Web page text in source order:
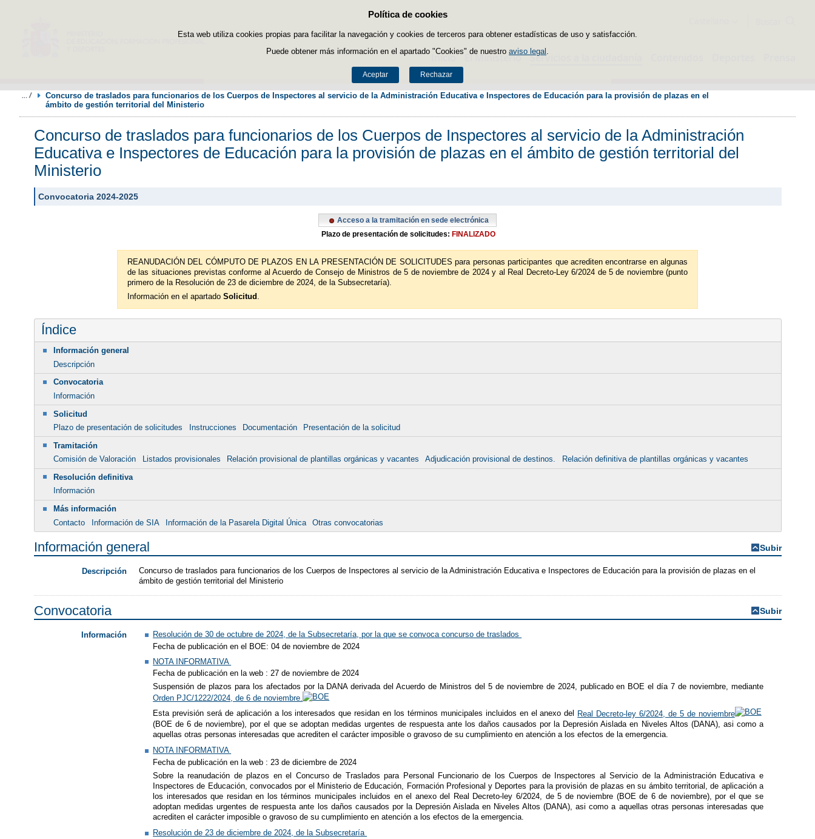
Política de cookies
Esta web utiliza cookies propias para facilitar la navegación y cookies de terceros para obtener estadísticas de uso y satisfacción.
Puede obtener más información en el apartado "Cookies" de nuestro aviso legal
Aceptar Rechazar
Saltar al contenido
Inicio El Ministerio Servicios a la ciudadanía
Concurso de traslados para funcionarios de los Cuerpos de Inspectores al servicio de la Administración Educativa e Inspectores de Educación para la provisión de plazas en el
ámbito de gestión territorial del Ministerio
Concurso de traslados para funcionarios de los Cuerpos de Inspectores al servicio de la Administración
Educativa e Inspectores de Educación para la provisión de plazas en el ámbito de gestión territorial del
Ministerio
Convocatoria 2024-2025
Acceso a la tramitación en sede electrónica
Plazo de presentación de solicitudes: FINALIZADO
REANUDACIÓN DEL CÓMPUTO DE PLAZOS EN LA PRESENTACIÓN DE SOLICITUDES para personas participantes que acrediten encontrarse en algunas
de las situaciones previstas conforme al Acuerdo de Consejo de Ministros de 5 de noviembre de 2024 y al Real Decreto-Ley 6/2024 de 5 de noviembre (punto
primero de la Resolución de 23 de diciembre de 2024, de la Subsecretaría).
Información en el apartado Solicitud .
Índice
Información general
Descripción
Convocatoria
Información
Solicitud
Plazo de presentación de solicitudes
Instrucciones Documentación
Presentación de la solicitud
Tramitación
Comisión de Valoración
Listados provisionales Relación provisional de plantillas orgánicas y vacantes Adjudicación provisional de destinos.
Relación definitiva de plantillas orgánicas y vacantes
Resolución definitiva
Información
Más información
Contacto
Información de SIA Información de la Pasarela Digital Única Otras convocatorias
Información general Subir
Descripción
Concurso de traslados para funcionarios de los Cuerpos de Inspectores al servicio de la Administración Educativa e Inspectores de Educación para la provisión de plazas en el
ámbito de gestión territorial del Ministerio
Convocatoria Subir
Información
Resolución de 30 de octubre de 2024, de la Subsecretaría, por la que se convoca concurso de traslados
Fecha de publicación en el BOE: 04 de noviembre de 2024
NOTA INFORMATIVA
Fecha de publicación en la web : 27 de noviembre de 2024
Suspensión de plazos para los afectados por la DANA derivada del Acuerdo de Ministros del 5 de noviembre de 2024, publicado en BOE el día 7 de noviembre, mediante
Orden PJC/1222/2024, de 6 de noviembre.
Esta previsión será de aplicación a los interesados que residan en los términos municipales incluidos en el anexo del
Real Decreto-ley 6/2024, de 5 de noviembre
(BOE de 6 de noviembre), por el que se adoptan medidas urgentes de respuesta ante los daños causados por la Depresión Aislada en Niveles Altos (DANA), asi como a
aquellas otras personas interesadas que acrediten el carácter imposible o gravoso de su cumplimiento en atención a los efectos de la emergencia.
NOTA INFORMATIVA
Fecha de publicación en la web : 23 de diciembre de 2024
Sobre la reanudación de plazos en el Concurso de Traslados para Personal Funcionario de los Cuerpos de Inspectores al Servicio de la Administración Educativa e
Inspectores de Educación, convocados por el Ministerio de Educación, Formación Profesional y Deportes para la provisión de plazas en su ámbito territorial, de aplicación a
los interesados que residan en los términos municipales incluidos en el anexo del Real Decreto-ley 6/2024, de 5 de noviembre (BOE de 6 de noviembre), por el que se
adoptan medidas urgentes de respuesta ante los daños causados por la Depresión Aislada en Niveles Altos (DANA), asi como a aquellas otras personas interesadas que
acrediten el carácter imposible o gravoso de su cumplimiento en atención a los efectos de la emergencia.
Resolución de 23 de diciembre de 2024, de la Subsecretaría